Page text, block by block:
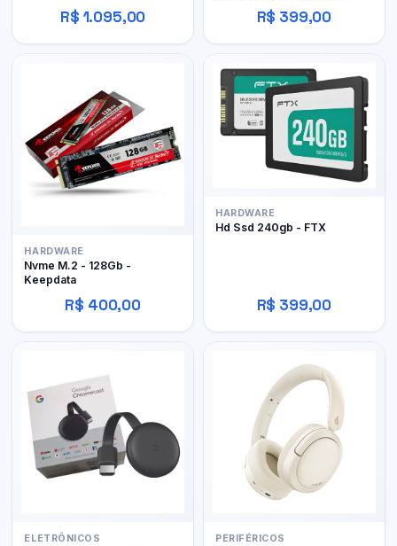
R$ 1.095,00 R$ 399,00
HARDWARE
Nvme M.2 - 128Gb -
Keepdata
R$ 400,00
HARDWARE
Hd Ssd 240gb - FTX
R$ 399,00
ELETRÔNICOS PERIFÉRICOS